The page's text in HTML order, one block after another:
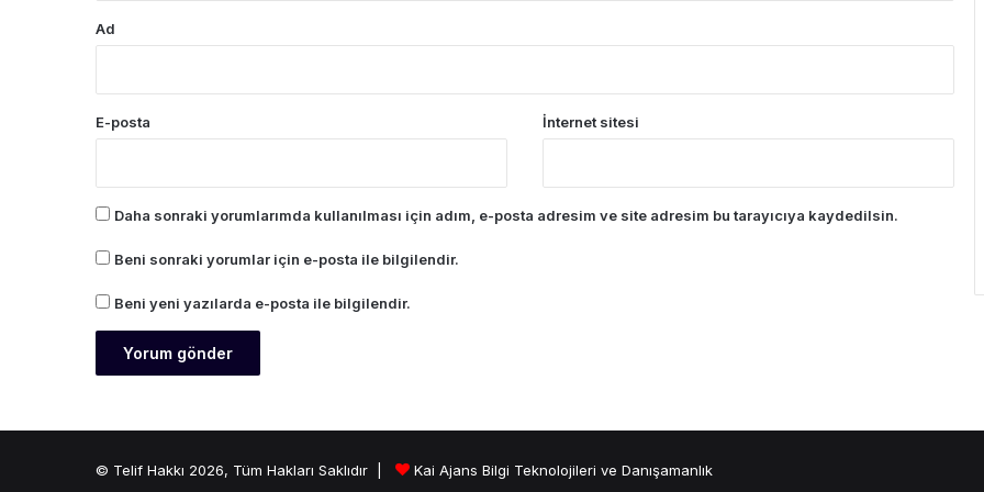
Ad
E-posta İnternet sitesi
Daha sonraki yorumlarımda kullanılması için adım, e-posta adresim ve site adresim bu tarayıcıya kaydedilsin.
Beni sonraki yorumlar için e-posta ile bilgilendir.
Beni yeni yazılarda e-posta ile bilgilendir.
© Telif Hakkı 2026, Tüm Hakları Saklıdır | Kai Ajans Bilgi Teknolojileri ve Danışamanlık